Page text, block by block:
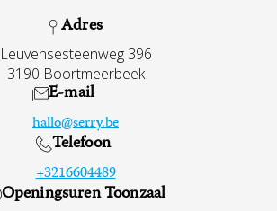
Adres
Leuvensesteenweg 396
3190 Boortmeerbeek
E-mail
hallo@serry.be
Telefoon
+3216604489
Openingsuren Toonzaal